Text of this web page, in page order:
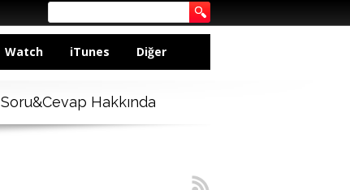
Watch iTunes Diğer
Soru&Cevap Hakkında